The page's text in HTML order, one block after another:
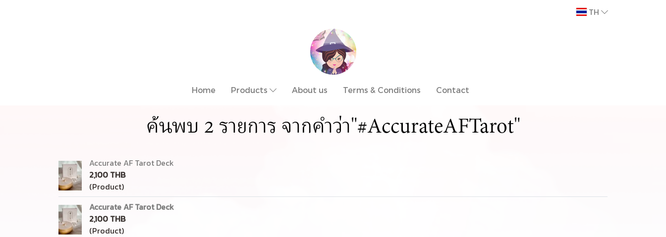
TH
Home Products About us Terms & Conditions Contact
ค้นพบ 2 รายการ จากคำว่า"#AccurateAFTarot"
Accurate AF Tarot Deck
2,100 THB
(Product)
Accurate AF Tarot Deck
2,100 THB
(Product)